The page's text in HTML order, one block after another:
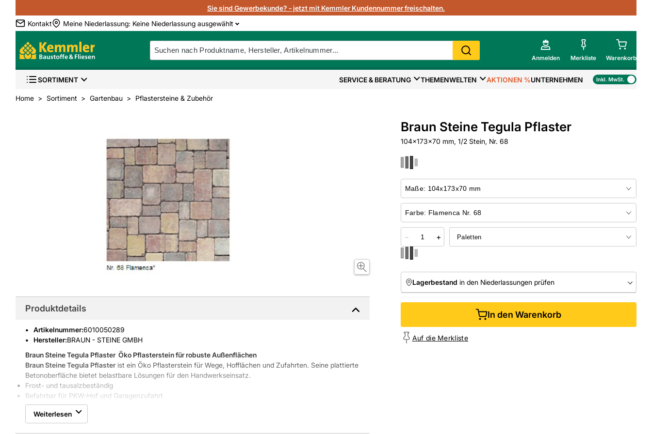
Sie sind Gewerbekunde? - jetzt mit Kemmler Kundennummer freischalten.
Kontakt
Meine Niederlassung: Keine Niederlassung ausgewählt
Anmelden Merkliste Warenkorb
Mein Warenkorb
SORTIMENT SERVICE & BERATUNG THEMENWELTEN AKTIONEN %UNTERNEHMEN Inkl. MwSt.
Home Sortiment Gartenbau Pflastersteine & Zubehör
Braun Steine Tegula Pflaster
104x173x70 mm, 1/2 Stein, Nr. 68
− +
Lagerbestand in den Niederlassungen prüfen
NIEDERLASSUNGEN
In den Warenkorb
Auf die Merkliste
Produktdetails
Artikelnummer:6010050289
Hersteller:BRAUN - STEINE GMBH
Braun Steine Tegula Pflaster Öko Pflasterstein für robuste Außenflächen
Braun Steine Tegula Pflasterist ein Öko Pflasterstein für Wege, Hofflächen und Zufahrten. Seine plattierte
Betonoberfläche bietet belastbare Lösungen für den Handwerkseinsatz.
Frost- und tausalzbeständig
Befahrbar für PKW-Hof und Garagenzufahrt
Maßgenau 104x173x70 mm für einfache Verlegung
Unverwechselbare Optik durch Stein-Koller-Technik
Farbe Flamenca Nr. 68, palettiert, sofort einsetzbar
Weiterlesen